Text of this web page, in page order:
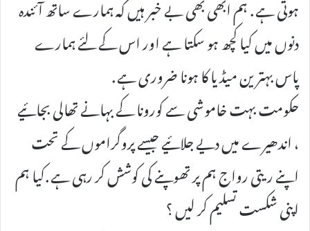
ہوتی ہے . ہم ابھی بھی بے خبر ہیں کہ ہمارے ساتھ آئندہ
دنوں میں کیا کچھ ہو سکتا ہے اور اس کے لئے ہمارے
پاس بہترین میڈیا کا ہونا ضروری ہے .
حکومت بہت خاموشی سے کورونا کے بہانے تھالی بجائیے
، اندھیرے میں دیے جلائیے جیسے پروگراموں کے تحت
اپنے ریتی رواج ہم پر تھوپنے کی کوشش کر رہی ہے .کیا ہم
اپنی شکست تسلیم کر لیں ؟